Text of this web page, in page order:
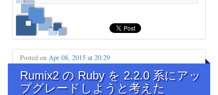
Posted on Apr 08, 2015 at 20:29
Rumix2 の Ruby を 2.2.0 系にアッ
プグレードしようと考えた